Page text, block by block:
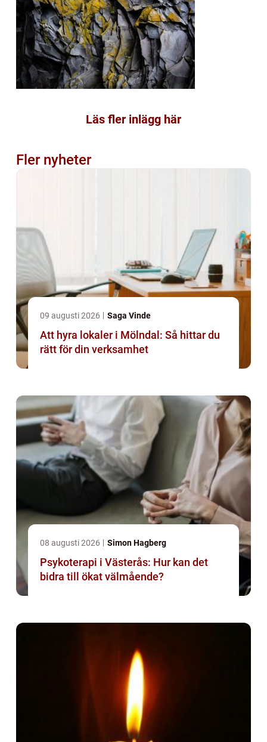
Läs fler inlägg här
Fler nyheter
09 augusti 2026 Saga Vinde
Att hyra lokaler i Mölndal: Så hittar du
rätt för din verksamhet
08 augusti 2026 Simon Hagberg
Psykoterapi i Västerås: Hur kan det
bidra till ökat välmående?